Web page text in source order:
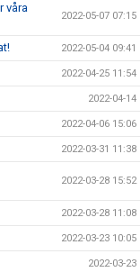
våra
2022-05-07 07:15
2022-05-04 09:41
2022-04-25 11:54
2022-04-14
2022-04-06 15:06
2022-03-31 11:38
2022-03-28 15:52
2022-03-28 11:08
2022-03-23 10:05
2022-03-23